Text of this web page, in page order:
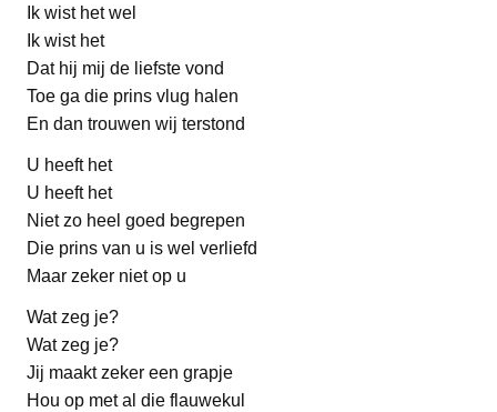
Ik wist het wel
Ik wist het
Dat hij mij de liefste vond
Toe ga die prins vlug halen
En dan trouwen wij terstond
U heeft het
U heeft het
Niet zo heel goed begrepen
Die prins van u is wel verliefd
Maar zeker niet op u
Wat zeg je?
Wat zeg je?
Jij maakt zeker een grapje
Hou op met al die flauwekul